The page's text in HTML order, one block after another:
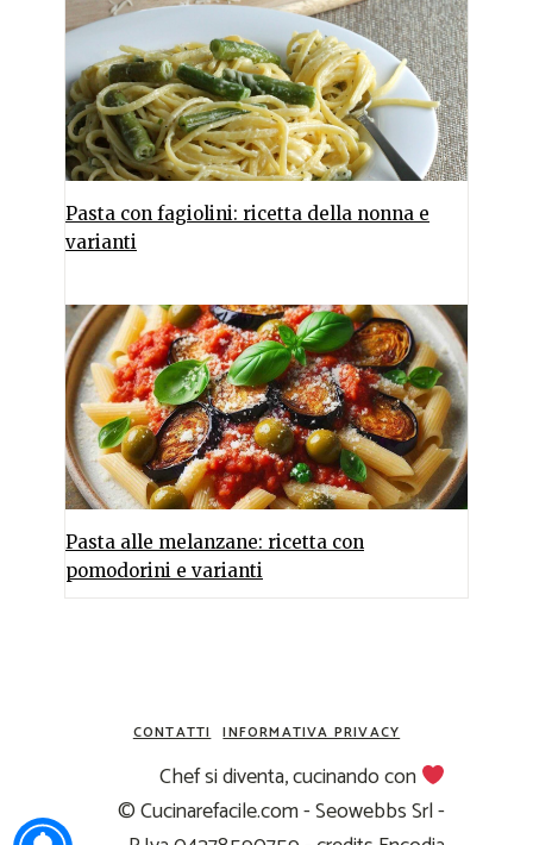
Pasta con fagiolini: ricetta della nonna e
varianti
Pasta alle melanzane: ricetta con
pomodorini e varianti
CONTATTI INFORMATIVA PRIVACY
Chef si diventa, cucinando con
© Cucinarefacile.com - Seowebbs Srl -